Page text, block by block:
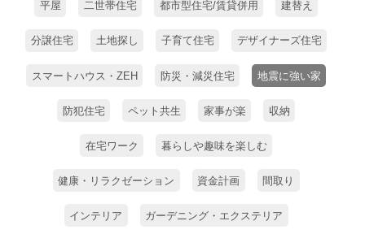
平屋 二世帯住宅 都市型住宅/賃貸併用 建替え
分譲住宅 土地探し 子育て住宅 デザイナーズ住宅
スマートハウス・ZEH 防災・減災住宅 地震に強い家
防犯住宅 ペット共生 家事が楽 収納
在宅ワーク 暮らしや趣味を楽しむ
健康・リラクゼーション 資金計画 間取り
インテリア ガーデニング・エクステリア